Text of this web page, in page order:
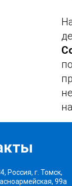
Россия, г. Томск,
99а